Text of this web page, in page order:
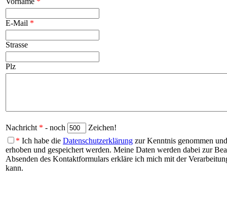
E-Mail *
Strasse
Plz
Nachricht * - noch
Zeichen!
* Ich habe die Datenschutzerklärung zur Kenntnis genommen
erhoben und gespeichert werden. Meine Daten werden dabei zur
Absenden des Kontaktformulars erkläre ich mich mit der
kann.